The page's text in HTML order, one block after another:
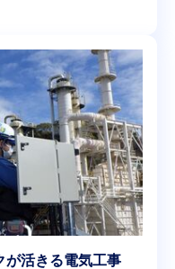
が活きる電気工事